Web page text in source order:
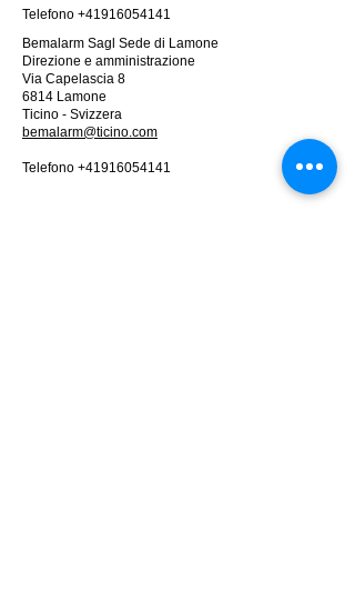
Telefono +41916054141
Bemalarm Sagl Sede di Lamone
Direzione e amministrazione
Via Capelascia 8
6814 Lamone
Ticino - Svizzera
bemalarm@ticino.com
Telefono +41916054141